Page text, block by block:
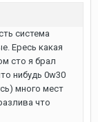
система
Ересь какая
сто я брал
нибудь 0w30
много мест
что